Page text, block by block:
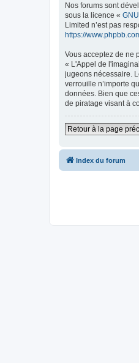
Nos forums sont
sous la licence «
Limited n’est pas
https://
Vous acceptez de ne
« L'Appel de
jugeons nécessaire.
verrouille n’importe
données. Bien que
de piratage visant à
Retour à la page
Index du forum